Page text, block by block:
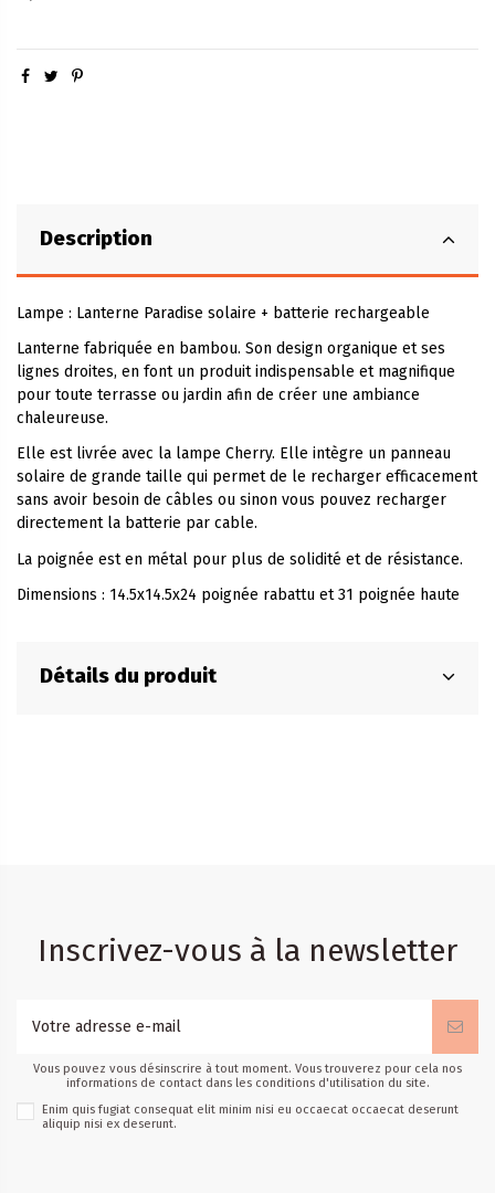
Description
Lampe : Lanterne Paradise solaire + batterie rechargeable
Lanterne fabriquée en bambou. Son design organique et ses
lignes droites, en font un produit indispensable et magnifique
pour toute terrasse ou jardin afin de créer une ambiance
chaleureuse.
Elle est livrée avec la lampe Cherry. Elle intègre un panneau
solaire de grande taille qui permet de le recharger efficacement
sans avoir besoin de câbles ou sinon vous pouvez recharger
directement la batterie par cable.
La poignée est en métal pour plus de solidité et de résistance.
Dimensions : 14.5x14.5x24 poignée rabattu et 31 poignée haute
Détails du produit
Inscrivez-vous à la newsletter
Vous pouvez vous désinscrire à tout moment. Vous trouverez pour cela nos
informations de contact dans les conditions d'utilisation du site.
Enim quis fugiat consequat elit minim nisi eu occaecat occaecat deserunt
aliquip nisi ex deserunt.